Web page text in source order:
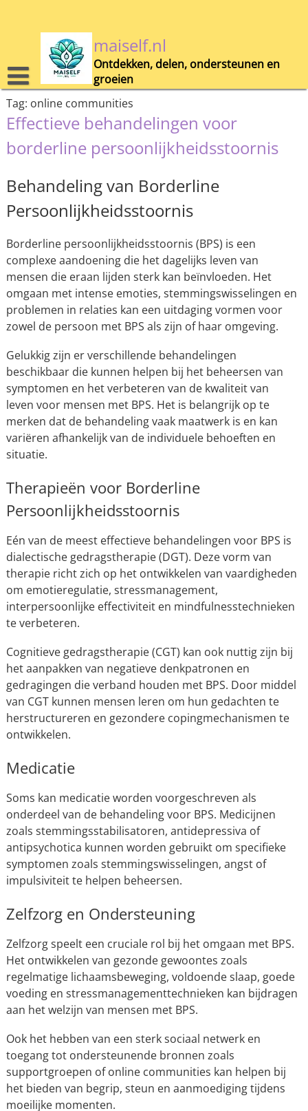
maiself.nl
Ontdekken, delen, ondersteunen en
groeien
Tag: online communities
Effectieve behandelingen voor
borderline persoonlijkheidsstoornis
Behandeling van Borderline
Persoonlijkheidsstoornis
Borderline persoonlijkheidsstoornis (BPS) is een
complexe aandoening die het dagelijks leven van
mensen die eraan lijden sterk kan beïnvloeden. Het
omgaan met intense emoties, stemmingswisselingen en
problemen in relaties kan een uitdaging vormen voor
zowel de persoon met BPS als zijn of haar omgeving.
Gelukkig zijn er verschillende behandelingen
beschikbaar die kunnen helpen bij het beheersen van
symptomen en het verbeteren van de kwaliteit van
leven voor mensen met BPS. Het is belangrijk op te
merken dat de behandeling vaak maatwerk is en kan
variëren afhankelijk van de individuele behoeften en
situatie.
Therapieën voor Borderline
Persoonlijkheidsstoornis
Eén van de meest effectieve behandelingen voor BPS is
dialectische gedragstherapie (DGT). Deze vorm van
therapie richt zich op het ontwikkelen van vaardigheden
om emotieregulatie, stressmanagement,
interpersoonlijke effectiviteit en mindfulnesstechnieken
te verbeteren.
Cognitieve gedragstherapie (CGT) kan ook nuttig zijn bij
het aanpakken van negatieve denkpatronen en
gedragingen die verband houden met BPS. Door middel
van CGT kunnen mensen leren om hun gedachten te
herstructureren en gezondere copingmechanismen te
ontwikkelen.
Medicatie
Soms kan medicatie worden voorgeschreven als
onderdeel van de behandeling voor BPS. Medicijnen
zoals stemmingsstabilisatoren, antidepressiva of
antipsychotica kunnen worden gebruikt om specifieke
symptomen zoals stemmingswisselingen, angst of
impulsiviteit te helpen beheersen.
Zelfzorg en Ondersteuning
Zelfzorg speelt een cruciale rol bij het omgaan met BPS.
Het ontwikkelen van gezonde gewoontes zoals
regelmatige lichaamsbeweging, voldoende slaap, goede
voeding en stressmanagementtechnieken kan bijdragen
aan het welzijn van mensen met BPS.
Ook het hebben van een sterk sociaal netwerk en
toegang tot ondersteunende bronnen zoals
supportgroepen of online communities kan helpen bij
het bieden van begrip, steun en aanmoediging tijdens
moeilijke momenten.